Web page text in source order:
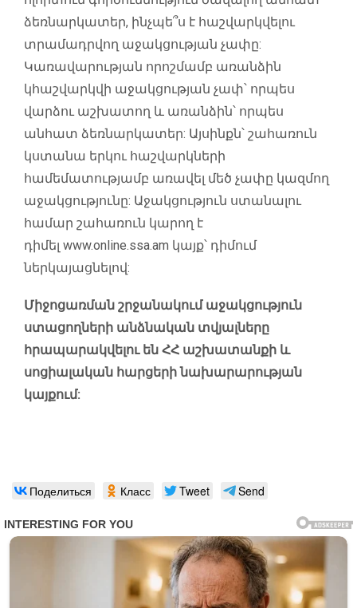
ձեռնարկատեր, ինչպե՞ս է հաշվարկվելու
տրամադրվող աջակցության չափը:
Կառավարության որոշմամբ առանձին
կհաշվարկվի աջակցության չափ՝ որպես
վարձու աշխատող և առանձին՝ որպես
անհատ ձեռնարկատեր: Այսինքն՝ շահառուն
կստանա երկու հաշվարկների
համեմատությամբ առավել մեծ չափը կազմող
աջակցությունը: Աջակցություն ստանալու
համար շահառուն կարող է
դիմել www.online.ssa.am կայք՝ դիմում
ներկայացնելով:
Միջոցառման շրջանակում աջակցություն
ստացողների անձնական տվյալները
հրապարակվելու են ՀՀ աշխատանքի և
սոցիալական հարցերի նախարարության
կայքում:
Поделиться Класс Tweet Send